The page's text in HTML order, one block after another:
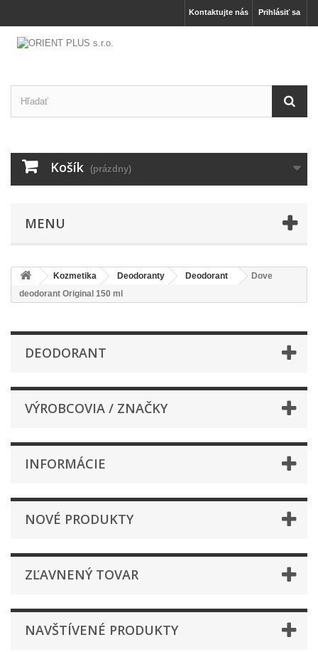
Prihlásiť sa
Kontaktujte nás
Košík (prázdny)
MENU
Kozmetika Deodoranty Deodorant
Dove
deodorant Original 150 ml
DEODORANT
VÝROBCOVIA / ZNAČKY
INFORMÁCIE
NOVÉ PRODUKTY
ZĽAVNENÝ TOVAR
NAVŠTÍVENÉ PRODUKTY